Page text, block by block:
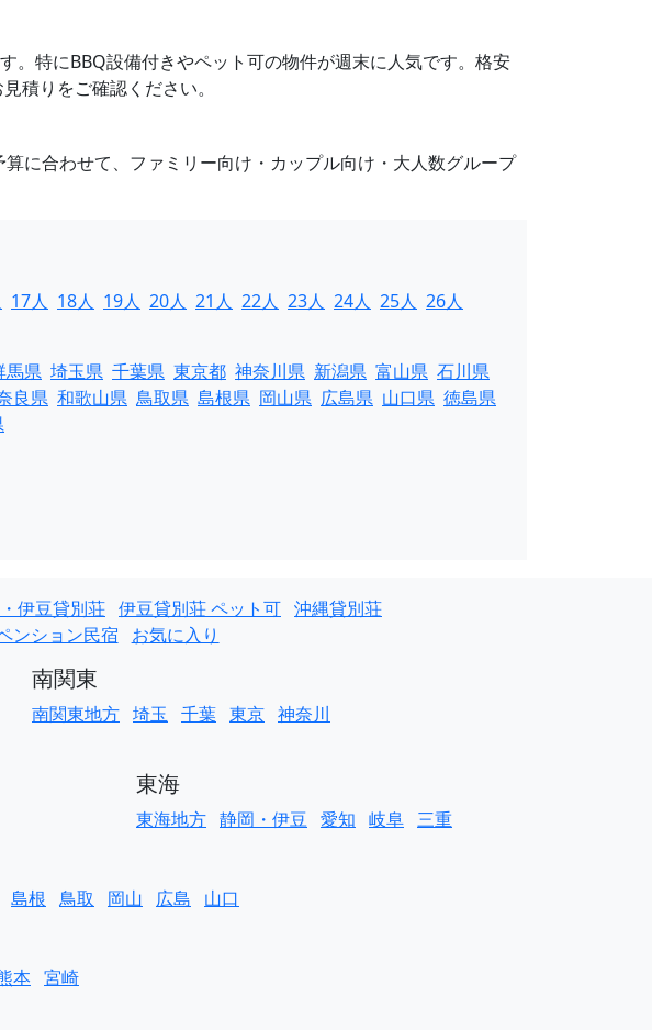
。特にBBQ設備付きやペット可の物件が週末に人気です。格安
積りをご確認ください。
に合わせて、ファミリー向け・カップル向け・大人数グループ
17人 18人 19人 20人 21人 22人 23人 24人 25人 26人
馬県 埼玉県 千葉県 東京都 神奈川県 新潟県 富山県 石川県
良県 和歌山県 鳥取県 島根県 岡山県 広島県 山口県 徳島県
伊豆貸別荘 伊豆貸別荘 ペット可 沖縄貸別荘
ンション民宿 お気に入り
南関東
南関東地方 埼玉 千葉 東京 神奈川
東海
東海地方 静岡・伊豆 愛知 岐阜 三重
島根 鳥取 岡山 広島 山口
本 宮崎